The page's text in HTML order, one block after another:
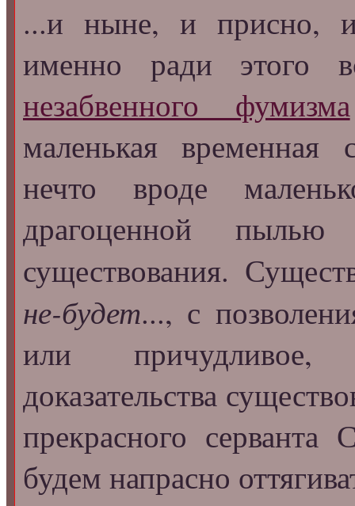
...и ныне, и
именно ради этого
незабвенного фумизма
маленькая
нечто вроде
драгоценной
существования.
не-будет..., с
или причудливое,
доказательства
прекрасного серванта
будем напрасно